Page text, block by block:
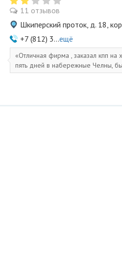
11 отзывов
Шкиперский проток, д. 18,
+7 (812) 3...ещё
Отличная фирма , заказал кпп
пять дней в набережные Челны,